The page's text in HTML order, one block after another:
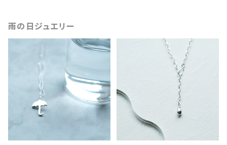
雨の日ジュエリー